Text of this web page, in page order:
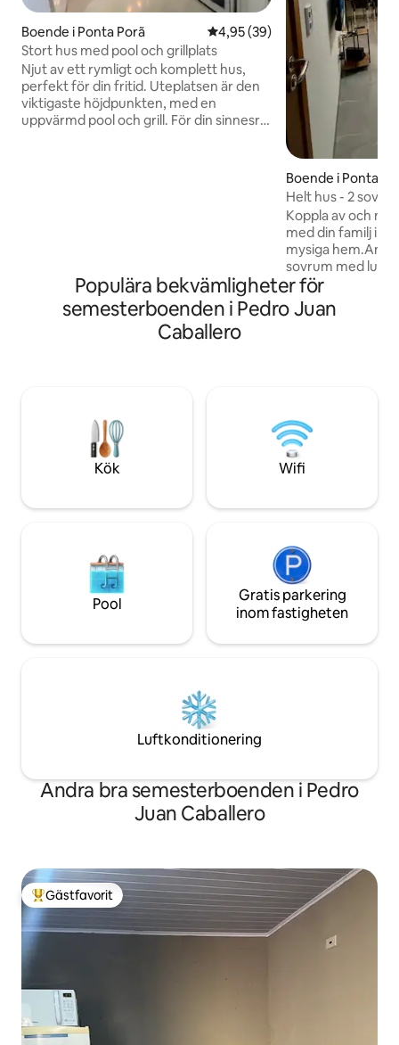
Boende i Ponta Porã 4,95 av 5 i genomsnittligt
4,95 (39)
Stort hus med pool och grillplats
Njut av ett rymligt och komplett hus,
perfekt för din fritid. Uteplatsen är den
viktigaste höjdpunkten, med en
uppvärmd pool och grill. För din sinnesro,
stormarknad.
Boende i Ponta
Helt hus - 2
luftkonditionering
Koppla av och
med din familj i
mysiga
sovrum med
Sängkläder och
utrustat kök med
mikrovågsugn,
bekvämlighet
Populära bekvämligheter för
semesterboenden i Pedro Juan
Caballero
Kök Wifi
Pool
Gratis parkering
inom fastigheten
Luftkonditionering
Andra bra semesterboenden i Pedro
Juan Caballero
Populär gästfavorit
Gästfavorit